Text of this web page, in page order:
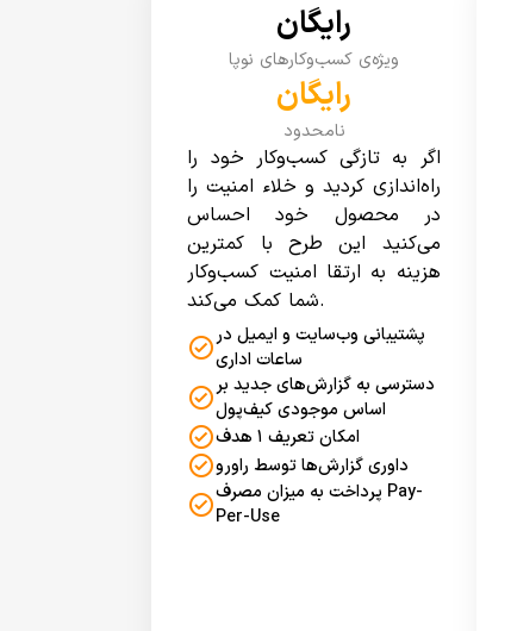
رایگان
ویژه‌ی کسب‌وکارهای نوپا
رایگان
نامحدود
اگر به تازگی کسب‌وکار خود را
راه‌اندازی کردید و خلاء امنیت را
در محصول خود احساس
می‌کنید این طرح با کمترین
هزینه به ارتقا امنیت کسب‌وکار
شما کمک می‌کند.
پشتیبانی وب‌سایت و ایمیل در
ساعات اداری
دسترسی به گزارش‌های جدید بر
اساس موجودی کیف‌پول
امکان تعریف ۱ هدف
داوری گزارش‌ها توسط راورو
پرداخت به میزان مصرف Pay-
Per-Use